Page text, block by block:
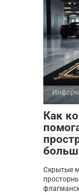
Как
Скрытые